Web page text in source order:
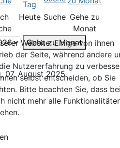
Heute Suche Gehe zu
Monat
Gehe zu Monat
07. August 2025
Website. Einige von ihnen
der Seite, während andere
Nutzererfahrung zu
selbst entscheiden, ob Sie
Bitte beachten Sie, dass
nicht mehr alle